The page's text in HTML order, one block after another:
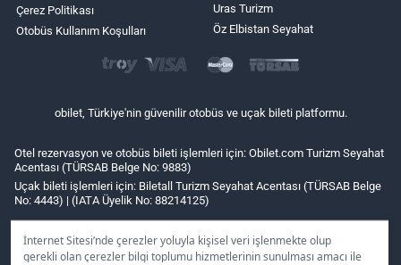
İnternet Sitesi’nde çerezler yoluyla kişisel veri işlenmekte olup
gerekli olan çerezler bilgi toplumu hizmetlerinin sunulması amacı ile
Çerez Politikası
Otobüs Kullanım Koşulları
Uras Turizm
Öz Elbistan Seyahat
obilet, Türkiye'nin güvenilir otobüs ve uçak bileti platformu.
Otel rezervasyon ve otobüs bileti işlemleri için: Obilet.com Turizm Seyahat
Acentası (TÜRSAB Belge No: 9883)
Uçak bileti işlemleri için: Biletall Turizm Seyahat Acentası (TÜRSAB Belge
No: 4443) | (IATA Üyelik No: 88214125)